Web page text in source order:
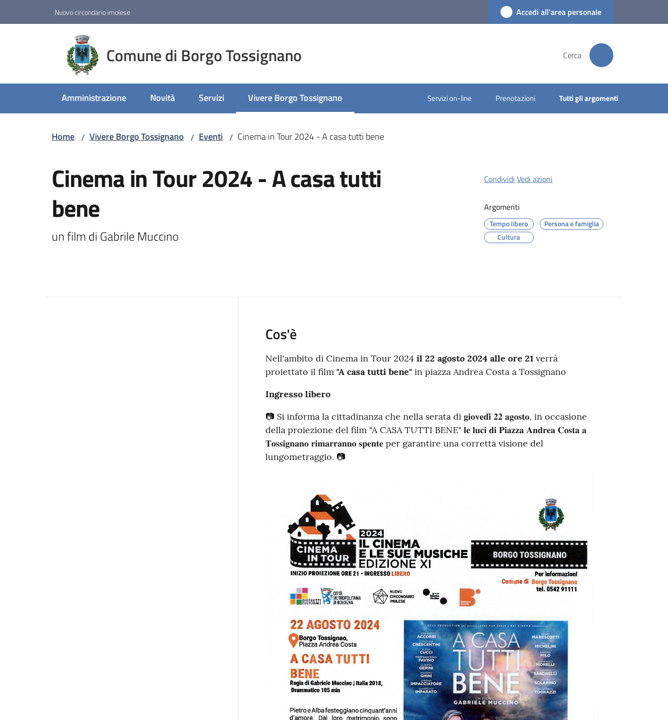
Nuovo circondario imolese Accedi all'area personale
Comune di Borgo Tossignano Cerca
Amministrazione Novità Servizi Vivere Borgo Tossignano
Menu selezionato Servizi on-line Prenotazioni Tutti gli argomenti
Home / Vivere Borgo Tossignano / Eventi / Cinema in Tour 2024 - A casa tutti bene
Cinema in Tour 2024 - A casa tutti
bene
un film di Gabrile Muccino
Condividi Vedi azioni
Argomenti
Tempo libero
Persona e famiglia
Cultura
Cos'è
Nell'ambito di Cinema in Tour 2024 il 22 agosto 2024 alle ore 21verrà
proiettato il film "A casa tutti bene" in piazza Andrea Costa a Tossignano
Ingresso libero
📷 Si informa la cittadinanza che nella serata di 𝐠𝐢𝐨𝐯𝐞𝐝𝐢̀ 𝟐𝟐 𝐚𝐠𝐨𝐬𝐭𝐨, in occasione
della proiezione del film "A CASA TUTTI BENE" 𝐥𝐞 𝐥𝐮𝐜𝐢 𝐝𝐢 𝐏𝐢𝐚𝐳𝐳𝐚 𝐀𝐧𝐝𝐫𝐞𝐚 𝐂𝐨𝐬𝐭𝐚 𝐚
𝐓𝐨𝐬𝐬𝐢𝐠𝐧𝐚𝐧𝐨 𝐫𝐢𝐦𝐚𝐫𝐫𝐚𝐧𝐧𝐨 𝐬𝐩𝐞𝐧𝐭𝐞 per garantire una corretta visione del
lungometraggio. 📷